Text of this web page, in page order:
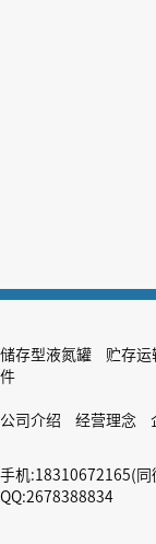
储存型液氮罐 贮存
件
公司介绍 经营理念
手机:18310672165(同
QQ:2678388834